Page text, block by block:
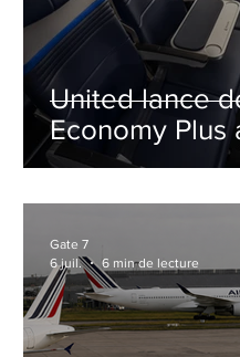
United lance
Economy Plus
siège central
Gate 7
6 juil.
6 min de lecture